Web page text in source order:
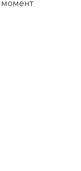
момент